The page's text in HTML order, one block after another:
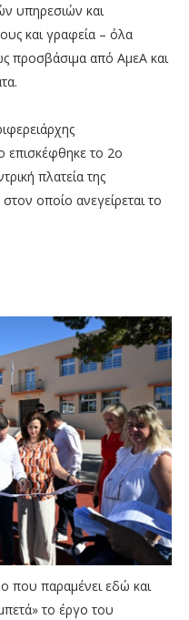
υπηρεσιών και
και γραφεία – όλα
προσβάσιμα από ΑμεΑ και
το 2ο
πλατεία της
οποίο ανεγείρεται το
που παραμένει εδώ και
το έργο του